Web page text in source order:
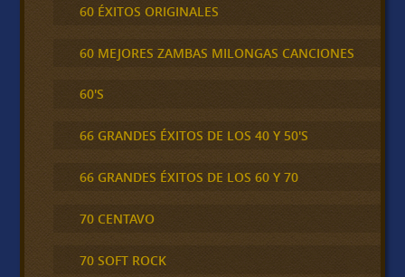
60 ÉXITOS ORIGINALES
60 MEJORES ZAMBAS MILONGAS CANCIONES
60'S
66 GRANDES ÉXITOS DE LOS 40 Y 50'S
66 GRANDES ÉXITOS DE LOS 60 Y 70
70 CENTAVO
70 SOFT ROCK